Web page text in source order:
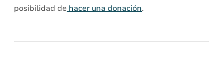
posibilidad de hacer una donación.